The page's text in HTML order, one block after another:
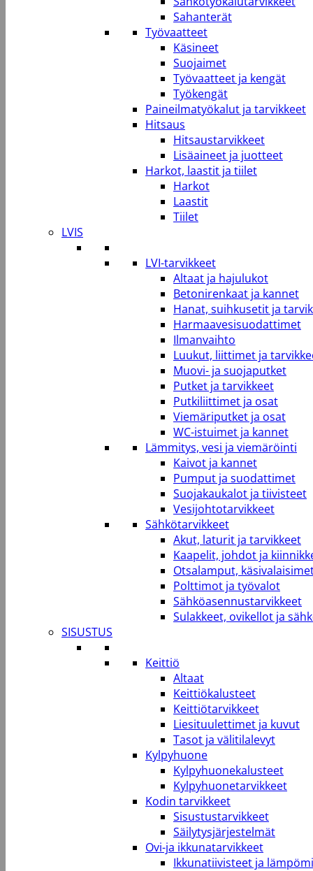
Sahanterät
Työvaatteet
Käsineet
Suojaimet
Työvaatteet ja kengät
Työkengät
Paineilmatyökalut ja tarvikkeet
Hitsaus
Hitsaustarvikkeet
Lisäaineet ja juotteet
Harkot, laastit ja tiilet
Harkot
Laastit
Tiilet
LVIS
LVI-tarvikkeet
Altaat ja hajulukot
Betonirenkaat ja kannet
Hanat, suihkusetit ja
Harmaavesisuodattimet
Ilmanvaihto
Luukut, liittimet ja
Muovi- ja suojaputket
Putket ja tarvikkeet
Putkiliittimet ja osat
Viemäriputket ja osat
WC-istuimet ja kannet
Lämmitys, vesi ja viemäröinti
Kaivot ja kannet
Pumput ja suodattimet
Suojakaukalot ja tiivisteet
Vesijohtotarvikkeet
Sähkötarvikkeet
Akut, laturit ja tarvikkeet
Kaapelit, johdot ja
Otsalamput,
Polttimot ja työvalot
Sähköasennustarvikkeet
Sulakkeet, ovikellot ja
SISUSTUS
Keittiö
Altaat
Keittiökalusteet
Keittiötarvikkeet
Liesituulettimet ja kuvut
Tasot ja välitilalevyt
Kylpyhuone
Kylpyhuonekalusteet
Kylpyhuonetarvikkeet
Kodin tarvikkeet
Sisustustarvikkeet
Säilytysjärjestelmät
Ovi-ja ikkunatarvikkeet
Ikkunatiivisteet ja